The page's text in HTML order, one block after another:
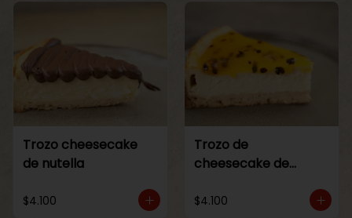
Trozo cheesecake
de nutella
$4.100
Trozo de
cheesecake de
$4.100